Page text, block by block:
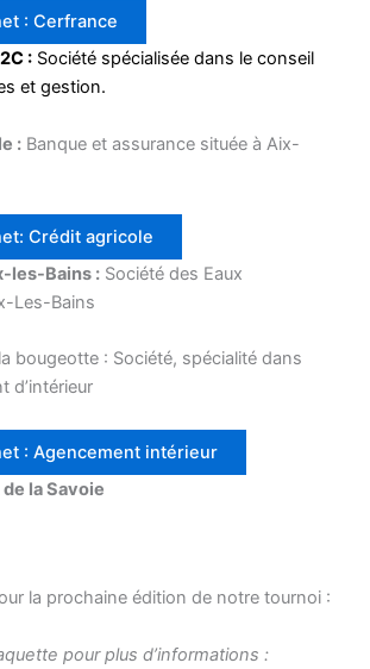
: Cerfrance
:Société spécialisée dans le conseil
et gestion.
:Banque et assurance située à Aix-
Crédit agricole
les-Bains :Société des Eaux
Les-Bains
bougeotte : Société, spécialité dans
d’intérieur
: Agencement intérieur
la Savoie
la prochaine édition de notre tournoi :
pour plus d’informations :